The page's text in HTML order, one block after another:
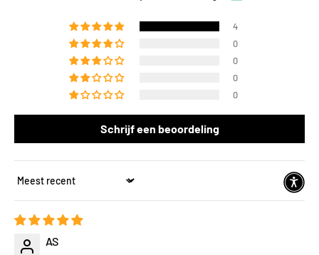
4
0
0
0
0
Schrijf een beoordeling
Sort by
AS